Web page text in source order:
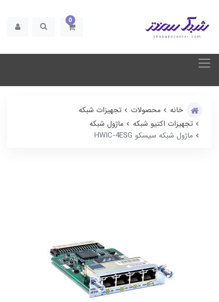
0
خانه محصولات
تجهیزات شبکه
تجهیزات اکتیو شبکه
ماژول شبکه
ماژول شبکه سیسکو HWIC-4ESG